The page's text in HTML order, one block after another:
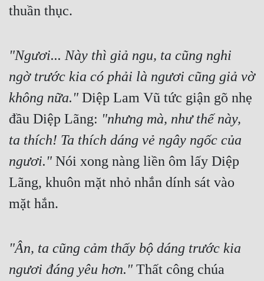
Đô Thị
Đông Phương Huyền Huyễn
Đồng Nhân
Cẩu Đạo Trường Sinh
Ngự Thú
Truyện Nam
Truyện Nữ
Xây Dựng Thế Lực
thuần thục.
"Ngươi... Này thì giả ngu, ta cũng nghi
ngờ trước kia có phải là ngươi cũng giả vờ
không nữa." Diệp Lam Vũ tức giận gõ nhẹ
đầu Diệp Lãng: "nhưng mà, như thế này,
ta thích! Ta thích dáng vẻ ngây ngốc của
ngươi." Nói xong nàng liền ôm lấy Diệp
Lãng, khuôn mặt nhỏ nhắn dính sát vào
mặt hắn.
"Ân, ta cũng cảm thấy bộ dáng trước kia
ngươi đáng yêu hơn." Thất công chúa